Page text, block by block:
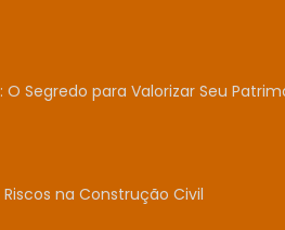
Segredo para Valorizar Seu
na Construção Civil